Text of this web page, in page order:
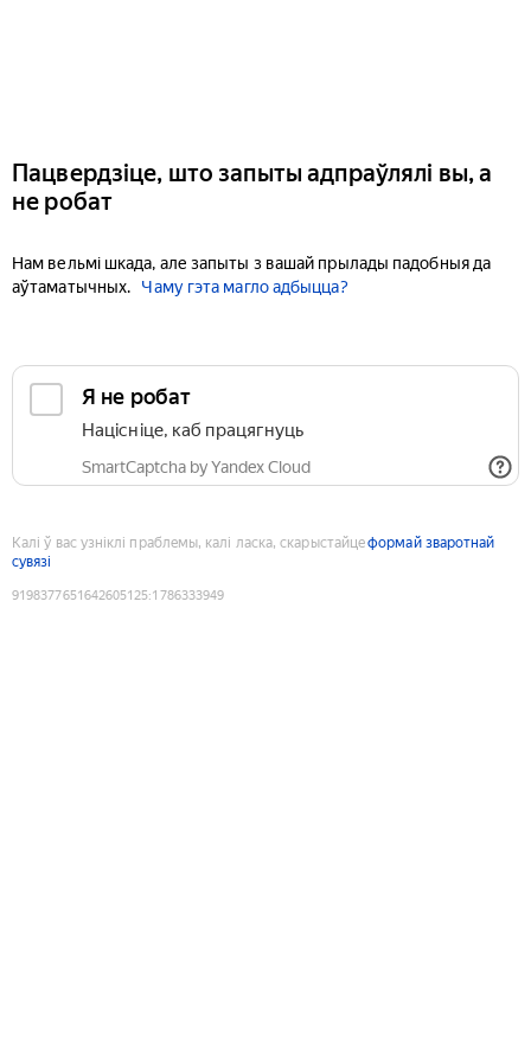
Пацвердзіце, што запыты адпраўлялі вы, а
не робат
Нам вельмі шкада, але запыты з вашай прылады падобныя да
аўтаматычных.
Чаму гэта магло адбыцца?
Я не робат
Націсніце, каб працягнуць
SmartCaptcha by Yandex Cloud
Калі ў вас узніклі праблемы, калі ласка, скарыстайцеформай зваротнай
сувязі
9198377651642605125:1786333949